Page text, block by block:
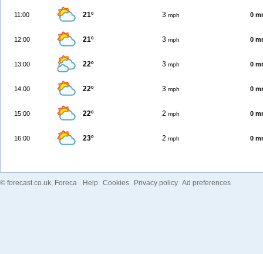
11:00 21º 3 mph 0
12:00 21º 3 mph 0
13:00 22º 3 mph 0
14:00 22º 3 mph 0
15:00 22º 2 mph 0
16:00 23º 2 mph 0
© forecast.co.uk , Foreca Help Cookies Privacy policy Ad preferences